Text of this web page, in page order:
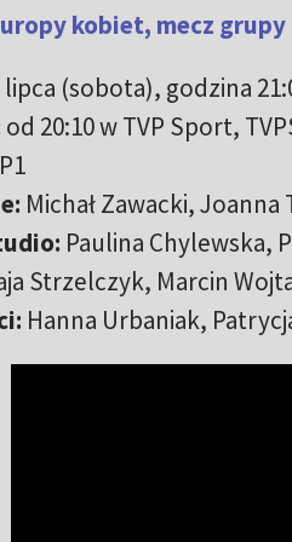
kobiet, mecz grupy
lipca (sobota), godzina
od 20:10 w TVP Sport,
Michał Zawacki, Joanna
Paulina Chylewska,
Strzelczyk, Marcin
Hanna Urbaniak,